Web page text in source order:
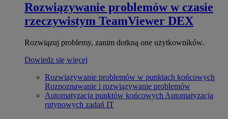
Rozwiązywanie problemów w czasie
rzeczywistym TeamViewer DEX
Rozwiązuj problemy, zanim dotkną one użytkowników.
Dowiedz się więcej
Rozwiązywanie problemów w punktach końcowych
Rozpoznawanie i rozwiązywanie problemów
Automatyzacja punktów końcowych Automatyzacja
rutynowych zadań IT